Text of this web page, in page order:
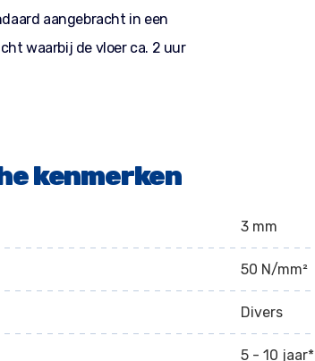
aangebracht in een
waarbij de vloer ca. 2 uur
kenmerken
3 mm
50 N/mm²
Divers
5 - 10 jaar*